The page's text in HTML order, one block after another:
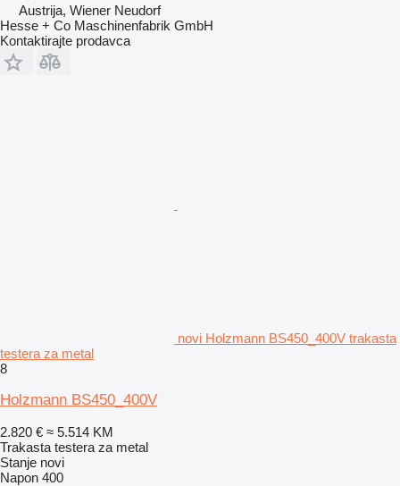
Austrija, Wiener Neudorf
Hesse + Co Maschinenfabrik GmbH
Kontaktirajte prodavca
novi Holzmann BS450_400V trakasta
testera za metal
8
Holzmann BS450_400V
2.820 € ≈ 5.514 KM
Trakasta testera za metal
Stanje novi
Napon 400